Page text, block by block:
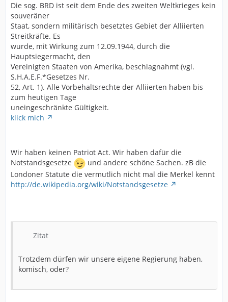
Die sog. BRD ist seit dem Ende des zweiten Weltkrieges kein
souveräner
Staat, sondern militärisch besetztes Gebiet der Alliierten
Streitkräfte. Es
wurde, mit Wirkung zum 12.09.1944, durch die
Hauptsiegermacht, den
Vereinigten Staaten von Amerika, beschlagnahmt (vgl.
S.H.A.E.F.*Gesetzes Nr.
52, Art. 1). Alle Vorbehaltsrechte der Alliierten haben bis
zum heutigen Tage
uneingeschränkte Gültigkeit.
klick mich
Wir haben keinen Patriot Act. Wir haben dafür die
Notstandsgesetze
und andere schöne Sachen. zB die
Londoner Statute die vermutlich nicht mal die Merkel kennt
http://de.wikipedia.org/wiki/Notstandsgesetze
Zitat
Trotzdem dürfen wir unsere eigene Regierung haben,
komisch, oder?